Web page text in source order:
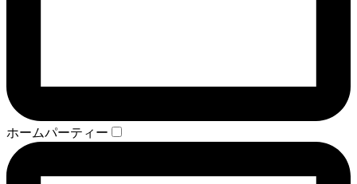
ホームパーティー